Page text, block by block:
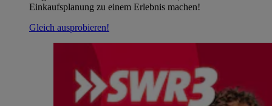
Einkaufsplanung zu einem Erlebnis machen!
Gleich ausprobieren!